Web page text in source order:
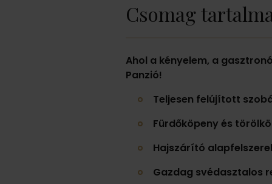
Csomag tartalma
Ahol a kényelem, a
Panzió!
Teljesen felújított
Fürdőköpeny és
Hajszárító
Gazdag svédasztalos